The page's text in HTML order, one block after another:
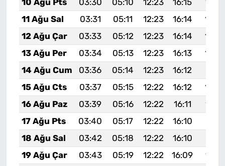
11 Ağu Sal
03:31 05:11 12:23 16:14
12 Ağu Çar
03:33 05:12 12:23 16:14
13 Ağu Per
03:34 05:13 12:23 16:13
14 Ağu Cum
03:36 05:14 12:23 16:12
15 Ağu Cts
03:37 05:15 12:22 16:12
16 Ağu Paz
03:39 05:16 12:22 16:11
19:18
17 Ağu Pts
03:40 05:17 12:22 16:10
18 Ağu Sal
03:42 05:18 12:22 16:10
19 Ağu Çar
03:43 05:19 12:22 16:09
19:14